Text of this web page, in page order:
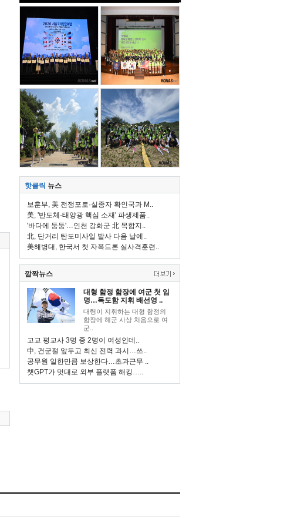
핫클릭 뉴스
보훈부, 美 전쟁포로·실종자 확인국과 M..
美, '반도체·태양광 핵심 소재' 파생제품..
'바다에 둥둥'…인천 강화군 北 목함지..
北, 단거리 탄도미사일 발사 다음 날에..
美해병대, 한국서 첫 자폭드론 실사격훈련..
깜짝뉴스
대형 함정 함장에 여군 첫 임
명…독도함 지휘 배선영 ..
대령이 지휘하는 대형 함정의
함장에 해군 사상 처음으로 여
군..
고교 평교사 3명 중 2명이 여성인데..
中, 건군절 앞두고 최신 전력 과시…쓰..
공무원 일한만큼 보상한다…초과근무 ..
챗GPT가 멋대로 외부 플랫폼 해킹…..